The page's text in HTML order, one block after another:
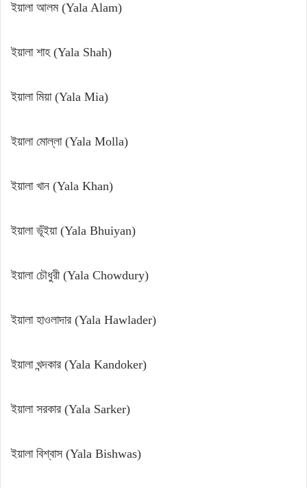
ইয়ালা আলম (Yala Alam)
ইয়ালা শাহ (Yala Shah)
ইয়ালা মিয়া (Yala Mia)
ইয়ালা মোল্লা (Yala Molla)
ইয়ালা খান (Yala Khan)
ইয়ালা ভূঁইয়া (Yala Bhuiyan)
ইয়ালা চৌধুরী (Yala Chowdury)
ইয়ালা হাওলাদার (Yala Hawlader)
ইয়ালা খন্দকার (Yala Kandoker)
ইয়ালা সরকার (Yala Sarker)
ইয়ালা বিশ্বাস (Yala Bishwas)